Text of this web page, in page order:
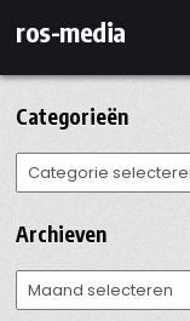
naar
inhoud
ros-media
Categorieën
Categorieën
Archieven
Archieven